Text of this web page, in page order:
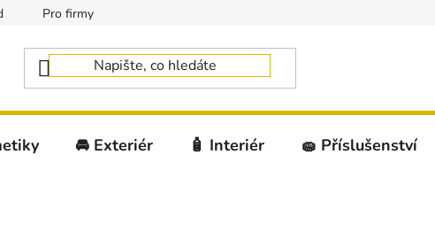
Pro firmy
🚘 Exteriér 🧴 Interiér 🧽 Příslušenství